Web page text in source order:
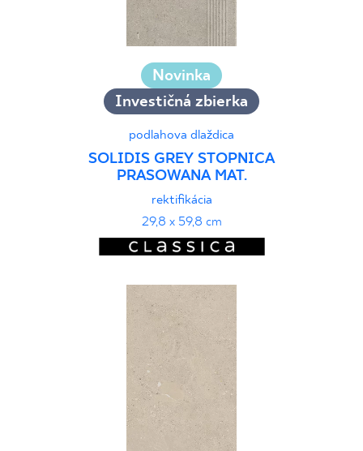
Novinka
Investičná zbierka
podlahova dlaždica
SOLIDIS GREY STOPNICA
PRASOWANA MAT.
rektifikácia
29,8 x 59,8 cm